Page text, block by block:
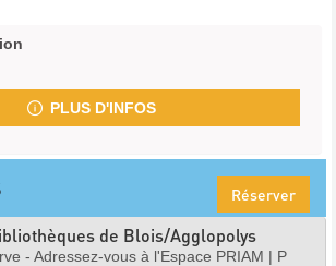
PLUS D'INFOS
Réserver
de Blois/Agglopolys
- Adressez-vous à l'Espace PRIAM | P